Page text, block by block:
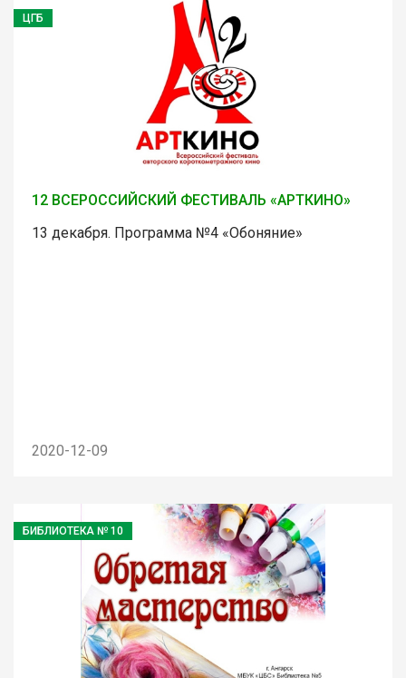
ЦГБ
12 ВСЕРОССИЙСКИЙ ФЕСТИВАЛЬ «АРТКИНО»
13 декабря. Программа №4 «Обоняние»
2020-12-09
БИБЛИОТЕКА № 10